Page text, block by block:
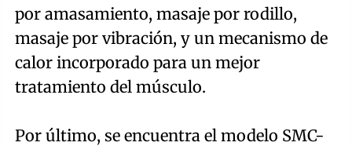
por amasamiento, masaje por rodillo,
masaje por vibración, y un mecanismo de
calor incorporado para un mejor
tratamiento del músculo.
Por último, se encuentra el modelo SMC-